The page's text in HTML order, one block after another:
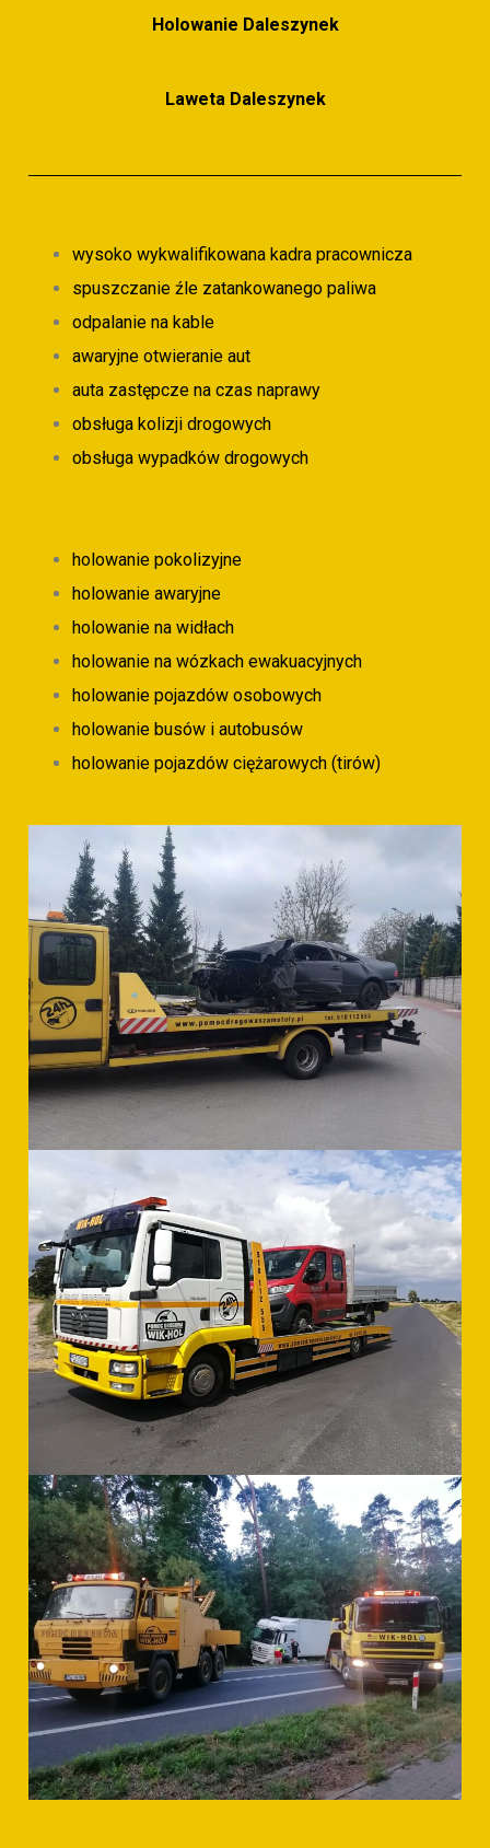
Holowanie Daleszynek
Laweta Daleszynek
wysoko wykwalifikowana kadra pracownicza
spuszczanie źle zatankowanego paliwa
odpalanie na kable
awaryjne otwieranie aut
auta zastępcze na czas naprawy
obsługa kolizji drogowych
obsługa wypadków drogowych
holowanie pokolizyjne
holowanie awaryjne
holowanie na widłach
holowanie na wózkach ewakuacyjnych
holowanie pojazdów osobowych
holowanie busów i autobusów
holowanie pojazdów ciężarowych (tirów)